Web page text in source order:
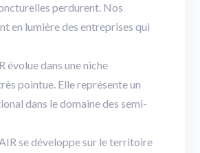
perdurent. Nos
en lumière des entreprises qui
évolue dans une niche
pointue. Elle représente un
dans le domaine des semi-
se développe sur le territoire